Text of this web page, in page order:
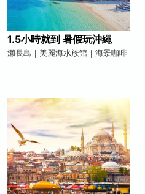
1.5小時就到 暑假玩沖繩
瀨長島｜美麗海水族館｜海景咖啡